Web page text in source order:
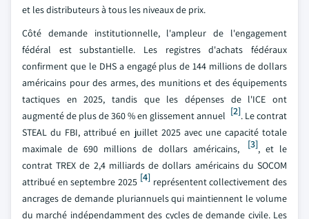
et les distributeurs à tous les niveaux de prix.
Côté demande institutionnelle, l'ampleur de l'engagement
fédéral est substantielle. Les registres d'achats fédéraux
confirment que le DHS a engagé plus de 144 millions de dollars
américains pour des armes, des munitions et des équipements
tactiques en 2025, tandis que les dépenses de l'ICE ont
augmenté de plus de 360 % en glissement annuel [2]. Le contrat
STEAL du FBI, attribué en juillet 2025 avec une capacité totale
maximale de 690 millions de dollars américains,
[3], et le
contrat TREX de 2,4 milliards de dollars américains du SOCOM
attribué en septembre 2025 [4] représentent collectivement des
ancrages de demande pluriannuels qui maintiennent le volume
du marché indépendamment des cycles de demande civile. Les